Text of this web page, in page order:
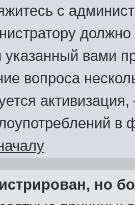
с
должно
указанный вами
вопроса
в
но